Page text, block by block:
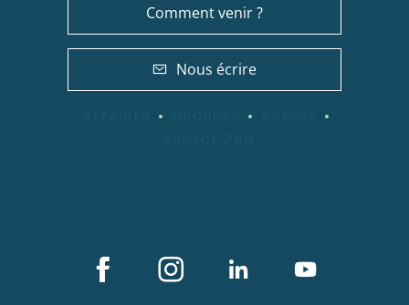
Comment venir ?
Nous écrire